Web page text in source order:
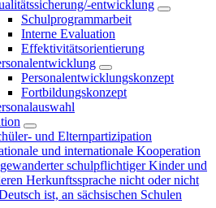
entwicklung
Schulprogrammarbeit
Interne Evaluation
Effektivitätsorientierung
Personalentwicklungskonzept
Fortbildungskonzept
und Elternpartizipation
und internationale Kooperation
schulpflichtiger Kinder und
Herkunftssprache nicht oder nicht
ist, an sächsischen Schulen